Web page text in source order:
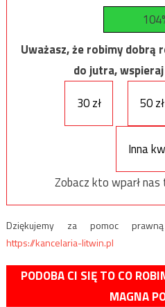
Uważasz, że robimy dobrą
do jutra,
30 zł
50 zł
Inna
Zobacz kto wparł nas
Dziękujemy za pomoc
https://kancelaria-litwin.pl
PODOBA CI SIĘ TO CO
MAGNA